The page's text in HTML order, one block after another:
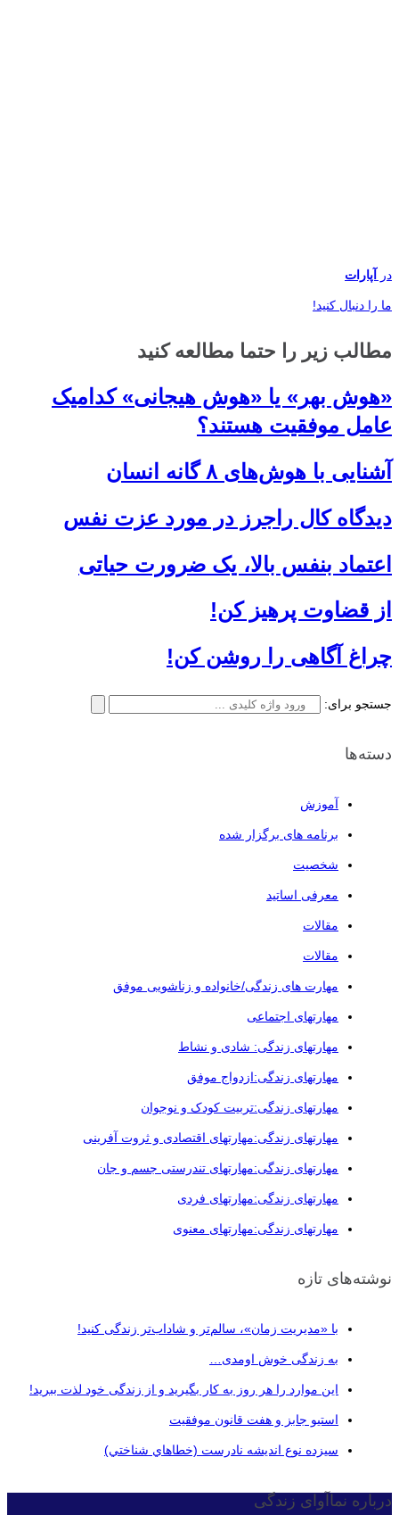
در آپارات
ما را دنبال کنید!
مطالب زیر را حتما مطالعه کنید
«هوش بهر» یا «هوش هیجانی» کدامیک
عامل موفقیت هستند؟
آشنایی با هوش‌های ۸ گانه انسان
دیدگاه کال راجرز در مورد عزت نفس
اعتماد بنفس بالا، یک ضرورت حیاتی
از قضاوت پرهیز كن!
چراغ آگاهی را روشن کن!
جستجو برای:
دسته‌ها
آموزش
برنامه های برگزار شده
شخصیت
معرفی اساتید
مقالات
مقالات
مهارت های زندگی/خانواده و زناشویی موفق
مهارتهای اجتماعی
مهارتهای زندگی: شادی و نشاط
مهارتهای زندگی:ازدواج موفق
مهارتهای زندگی:تربیت کودک و نوجوان
مهارتهای زندگی:مهارتهای اقتصادی و ثروت آفرینی
مهارتهای زندگی:مهارتهای تندرستی جسم و جان
مهارتهای زندگی:مهارتهای فردی
مهارتهای زندگی:مهارتهای معنوی
نوشته‌های تازه
با «مدیریت زمان»، سالم‌تر و شاداب‌تر زندگی کنید!
به زندگی خوش اومدی…
این موارد را هر روز به کار بگیرید و از زندگی خود لذت ببرید!
استیو جابز و هفت قانون موفقیت
سيزده نوع انديشه نادرست (خطاهاي شناختي)
درباره نماآوای زندگی